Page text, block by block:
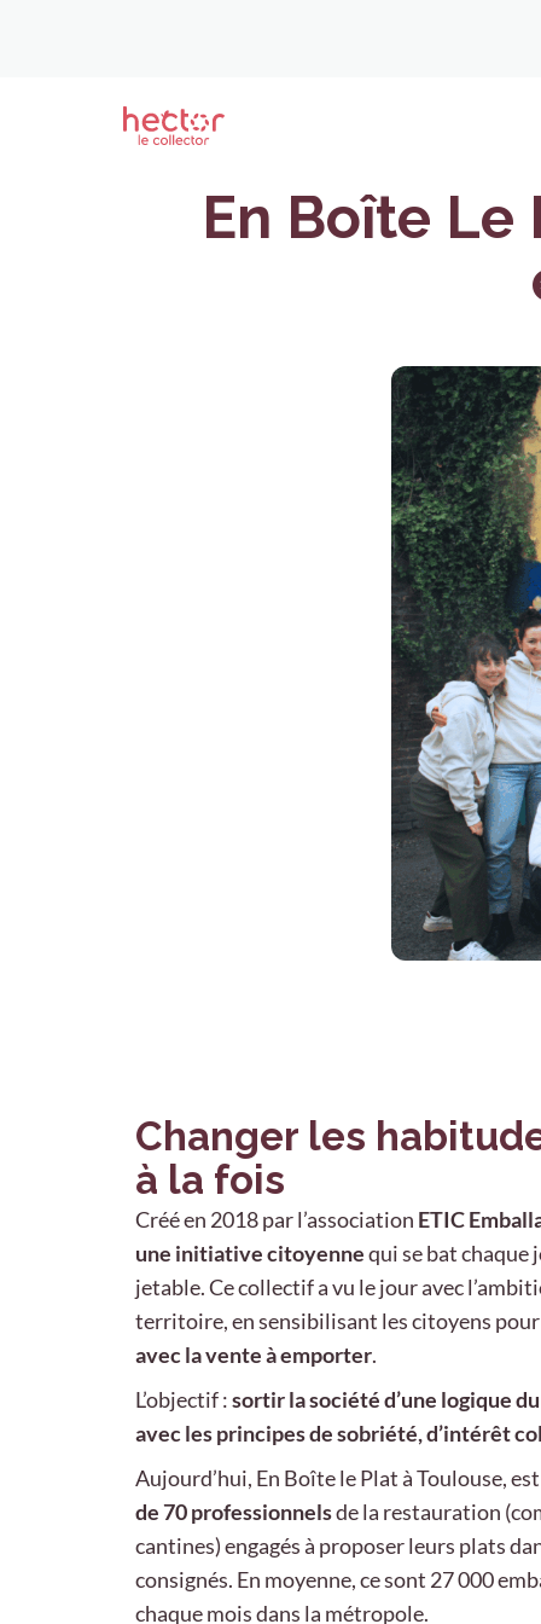
En Boîte
Changer les
à la fois
Créé en 2018 par l’association ETIC
une initiative citoyennequi se bat
jetable. Ce collectif a vu le jour avec
territoire, en sensibilisant les citoyens
avec la vente à emporter.
L’objectif :sortir la société d’une logique
avec les principes de sobriété, d’intérêt
Aujourd’hui, En Boîte le Plat à Toulouse,
de70professionnelsde la restauration
cantines) engagés à proposer leurs plats
consignés. En moyenne, ce sont 27 000
chaque mois dans la métropole.